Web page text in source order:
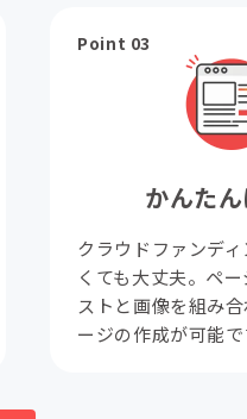
Point 03
かんた
クラウドファンデ
くても大丈夫。ペ
ストと画像を組み
ージの作成が可能で